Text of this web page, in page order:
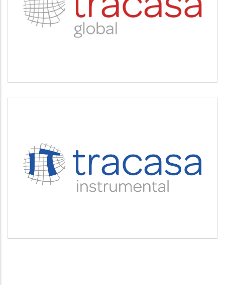
TRACASA
Servicios tecnológicos y modernización
TRACASA INSTRUMENTAL
Servicios tecnológicos y modernización